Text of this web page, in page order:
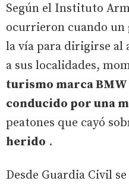
Según el Instituto
ocurrieron cuando un
la vía para dirigirse al
a sus localidades,
turismo marca
conducido por una
peatones que cayó
herido .
Desde Guardia Civil